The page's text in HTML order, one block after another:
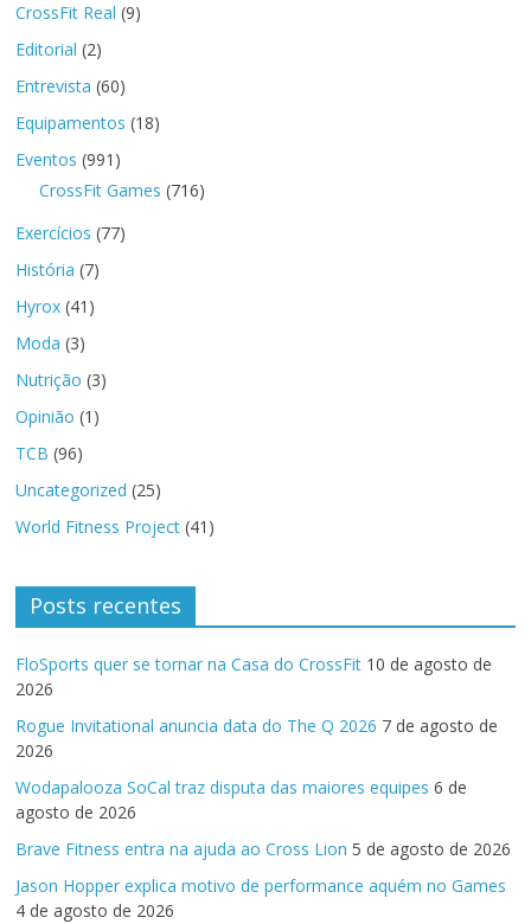
CrossFit Real (9)
Editorial (2)
Entrevista (60)
Equipamentos (18)
Eventos (991)
CrossFit Games (716)
Exercícios (77)
História (7)
Hyrox (41)
Moda (3)
Nutrição (3)
Opinião (1)
TCB (96)
Uncategorized (25)
World Fitness Project (41)
Posts recentes
FloSports quer se tornar na Casa do CrossFit 10 de agosto de
2026
Rogue Invitational anuncia data do The Q 2026 7 de agosto de
2026
Wodapalooza SoCal traz disputa das maiores equipes 6 de
agosto de 2026
Brave Fitness entra na ajuda ao Cross Lion 5 de agosto de 2026
Jason Hopper explica motivo de performance aquém no Games
4 de agosto de 2026